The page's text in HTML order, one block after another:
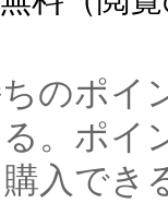
のポイ
。ポイ
入でき